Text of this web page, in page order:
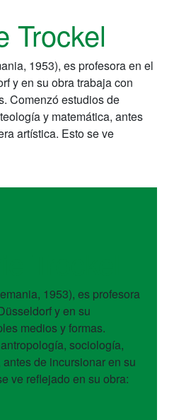
Trockel
1953), es profesora en el
y en su obra trabaja con
Comenzó estudios de
y matemática, antes
artística. Esto se ve
1953), es profesora
y en su
medios y formas.
sociología,
de incursionar en su
ve reflejado en su obra: